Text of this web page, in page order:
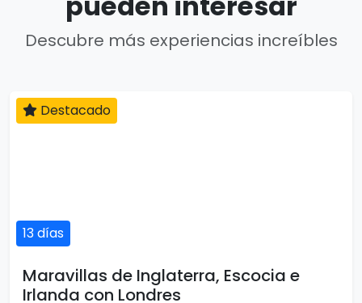
Descubre más experiencias increíbles
13 días
Destacado
Maravillas de Inglaterra, Escocia e
Irlanda con Londres